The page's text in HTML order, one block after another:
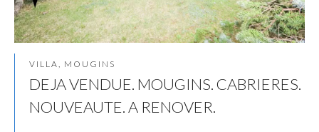
VILLA, MOUGINS
DEJA VENDUE. MOUGINS. CABRIERES.
NOUVEAUTE. A RENOVER.